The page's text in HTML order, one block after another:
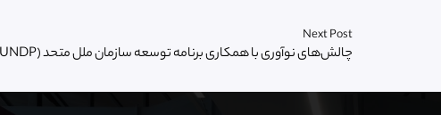
Next Post
چالش‌های نوآوری با همکاری برنامه توسعه سازمان ملل متحد (UNDP) برگزار شد.